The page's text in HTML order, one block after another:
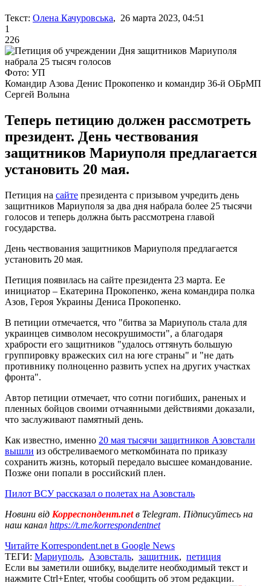
Текст: Олена Качуровська, 26 марта 2023, 04:51
1
226
Фото: УП
Командир Азова Денис Прокопенко и командир 36-й ОБрМП
Сергей Волына
Теперь петицию должен рассмотреть
президент. День чествования
защитников Мариуполя предлагается
установить 20 мая.
Петиция на сайте президента с призывом учредить день
защитников Мариуполя за два дня набрала более 25 тысячи
голосов и теперь должна быть рассмотрена главой
государства.
День чествования защитников Мариуполя предлагается
установить 20 мая.
Петиция появилась на сайте президента 23 марта. Ее
инициатор – Екатерина Прокопенко, жена командира полка
Азов, Героя Украины Дениса Прокопенко.
В петиции отмечается, что "битва за Мариуполь стала для
украинцев символом несокрушимости", а благодаря
храбрости его защитников "удалось оттянуть большую
группировку вражеских сил на юге страны" и "не дать
противнику полноценно развить успех на других участках
фронта".
Автор петиции отмечает, что сотни погибших, раненых и
пленных бойцов своими отчаянными действиями доказали,
что заслуживают памятный день.
Как известно, именно 20 мая тысячи защитников Азовстали
вышли из обстреливаемого меткомбината по приказу
сохранить жизнь, который передало высшее командование.
Позже они попали в российский плен.
Пилот ВСУ рассказал о полетах на Азовсталь
Новини від Корреспондент.netв Telegram. Підписуйтесь на
наш канал https://t.me/korrespondentnet
Читайте Korrespondent.net в Google News
ТЕГИ: Мариуполь, Азовсталь, защитник, петиция
Если вы заметили ошибку, выделите необходимый текст и
нажмите Ctrl+Enter, чтобы сообщить об этом редакции.